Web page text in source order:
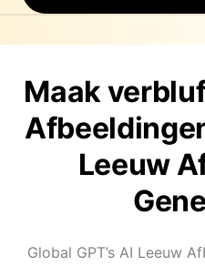
Maak
Leeuw
Global GPT’s AI Leeuw